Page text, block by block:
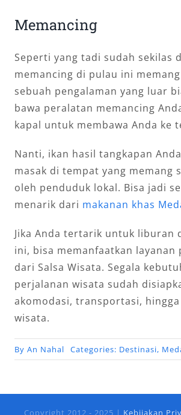
Memancing
Seperti yang tadi sudah sekilas
memancing di pulau ini
sebuah pengalaman yang luar
bawa peralatan memancing
kapal untuk membawa Anda ke
Nanti, ikan hasil tangkapan
masak di tempat yang memang
oleh penduduk lokal. Bisa jadi
menarik dari makanan khas
Jika Anda tertarik untuk liburan
ini, bisa memanfaatkan layanan
dari Salsa Wisata. Segala
perjalanan wisata sudah
akomodasi, transportasi,
wisata.
By An Nahal Categories: Destinasi,
Copyright 2012 - 2025 | Kebijakan